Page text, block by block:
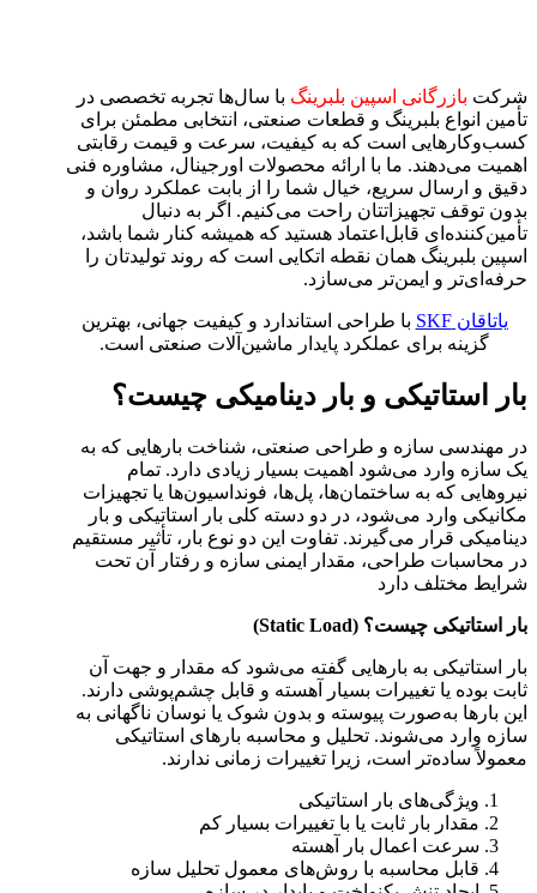
شرکت بازرگانی اسپین بلبرینگ با سال‌ها تجربه تخصصی در
تأمین انواع بلبرینگ‌ و قطعات صنعتی، انتخابی مطمئن برای
کسب‌وکارهایی است که به کیفیت، سرعت و قیمت رقابتی
اهمیت می‌دهند. ما با ارائه محصولات اورجینال، مشاوره فنی
دقیق و ارسال سریع، خیال شما را از بابت عملکرد روان و
بدون توقف تجهیزاتتان راحت می‌کنیم. اگر به دنبال
تأمین‌کننده‌ای قابل‌اعتماد هستید که همیشه کنار شما باشد،
اسپین بلبرینگ همان نقطه اتکایی است که روند تولیدتان را
حرفه‌ای‌تر و ایمن‌تر می‌سازد.
یاتاقان SKF
با طراحی استاندارد و کیفیت جهانی، بهترین
گزینه برای عملکرد پایدار ماشین‌آلات صنعتی است.
بار استاتیکی و بار دینامیکی چیست؟
در مهندسی سازه و طراحی صنعتی، شناخت بارهایی که به
یک سازه وارد می‌شود اهمیت بسیار زیادی دارد. تمام
نیروهایی که به ساختمان‌ها، پل‌ها، فونداسیون‌ها یا تجهیزات
مکانیکی وارد می‌شود، در دو دسته کلی بار استاتیکی و بار
دینامیکی قرار می‌گیرند. تفاوت این دو نوع بار، تأثیر مستقیم
در محاسبات طراحی، مقدار ایمنی سازه و رفتار آن تحت
شرایط مختلف دارد
بار استاتیکی چیست؟ (Static Load)
بار استاتیکی به بارهایی گفته می‌شود که مقدار و جهت آن
ثابت بوده یا تغییرات بسیار آهسته و قابل چشم‌پوشی دارند.
این بارها به‌صورت پیوسته و بدون شوک یا نوسان ناگهانی به
سازه وارد می‌شوند. تحلیل و محاسبه بارهای استاتیکی
معمولاً ساده‌تر است، زیرا تغییرات زمانی ندارند.
ویژگی‌های بار استاتیکی
مقدار بار ثابت یا با تغییرات بسیار کم
سرعت اعمال بار آهسته
قابل محاسبه با روش‌های معمول تحلیل سازه